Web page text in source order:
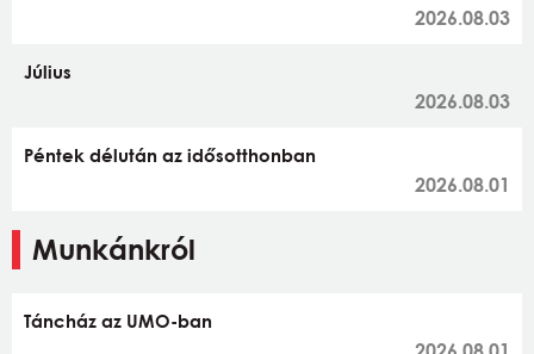
2026.08.03
Július
2026.08.03
Péntek délután az idősotthonban
2026.08.01
Munkánkról
Táncház az UMO-ban
2026.08.01